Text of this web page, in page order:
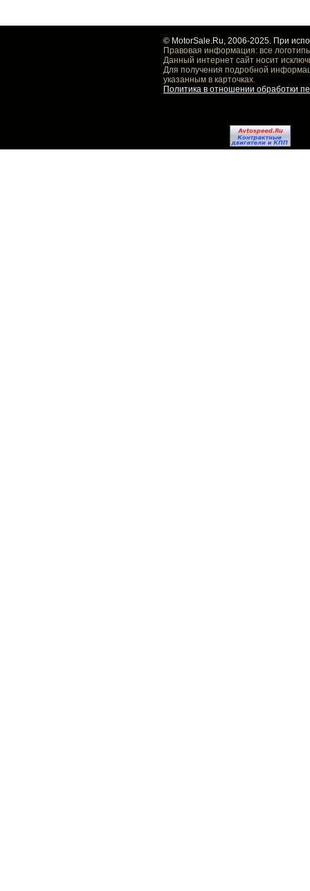
© MotorSale.Ru, 2006-2025. При
Правовая информация: все
Данный интернет сайт носит
Для получения подробной
указанным в карточках.
Политика в отношении обработки